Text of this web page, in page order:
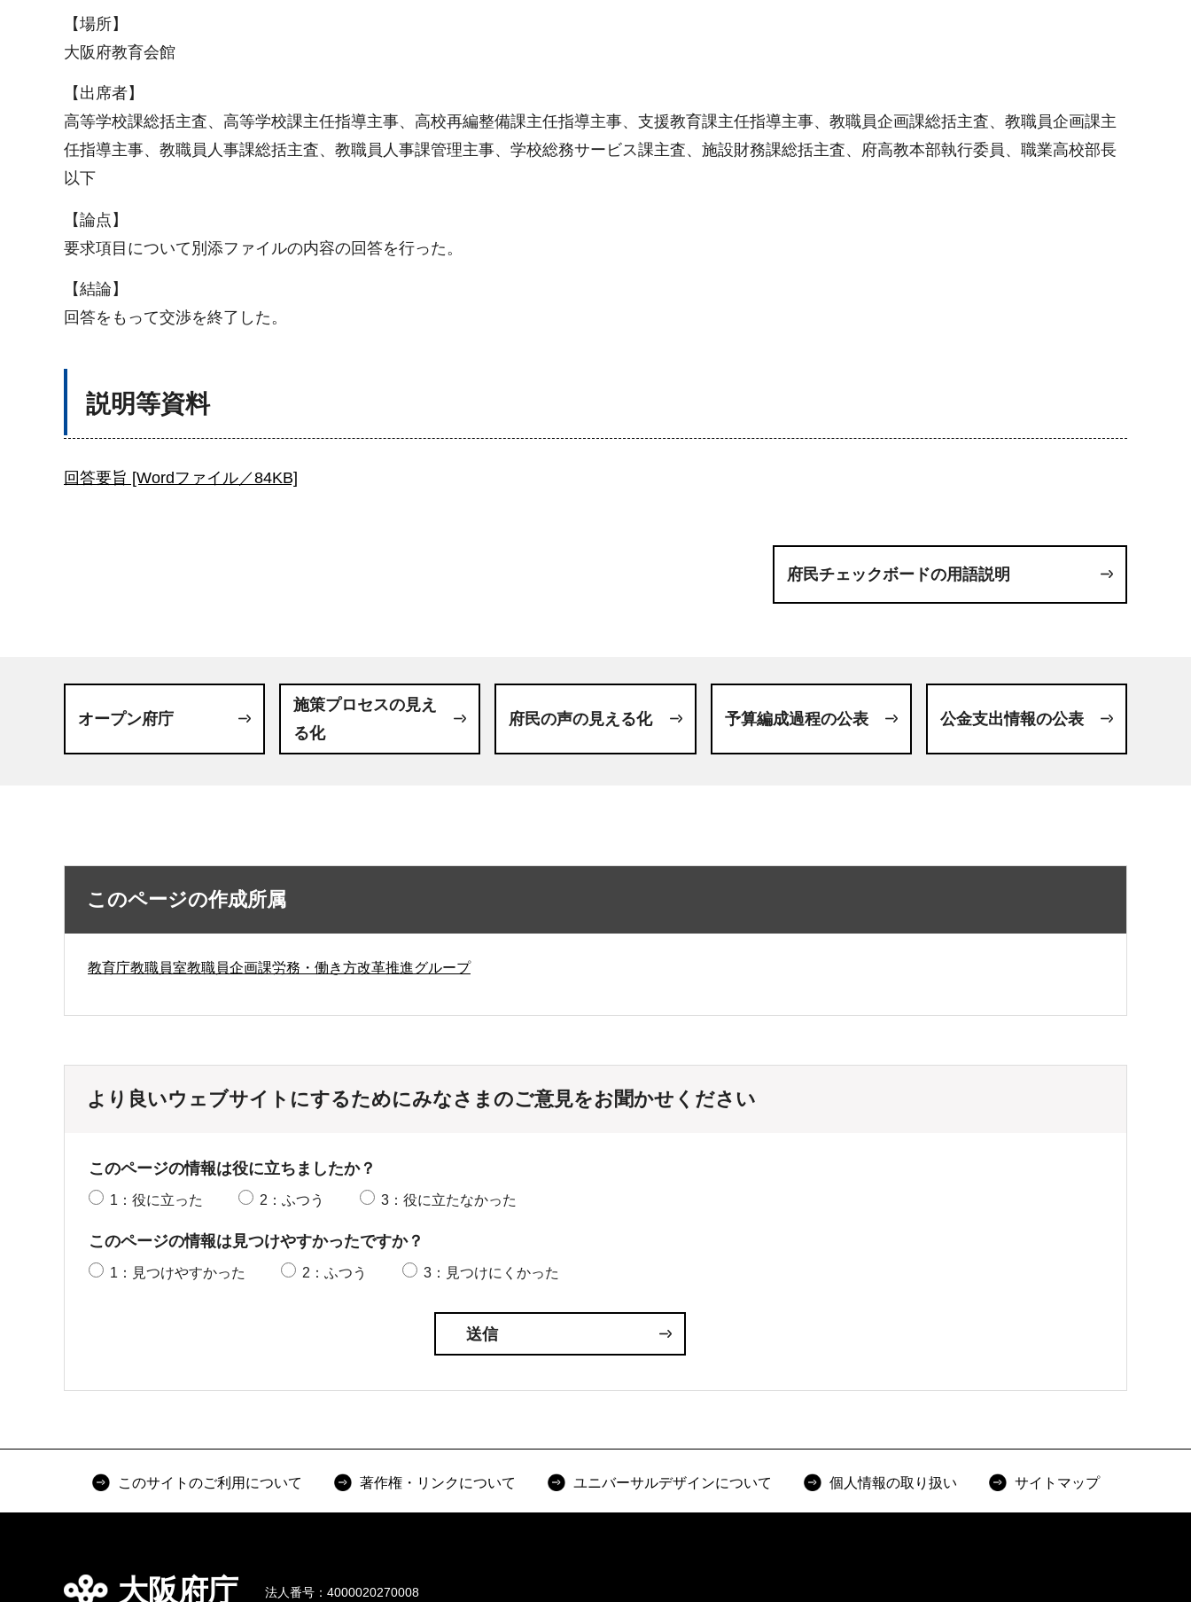
【場所】
大阪府教育会館
【出席者】
高等学校課総括主査、高等学校課主任指導主事、高校再編整備課主任指導主事、支援教育課主任指導主事、教職員企画課総括主査、教職員企画課主
任指導主事、教職員人事課総括主査、教職員人事課管理主事、学校総務サービス課主査、施設財務課総括主査、府高教本部執行委員、職業高校部長
以下
【論点】
要求項目について別添ファイルの内容の回答を行った。
【結論】
回答をもって交渉を終了した。
説明等資料
回答要旨 [Wordファイル／84KB]
府民チェックボードの用語説明
オープン府庁
施策プロセスの見え
る化
府民の声の見える化 予算編成過程の公表 公金支出情報の公表
このページの作成所属
教育庁教職員室教職員企画課労務・働き方改革推進グループ
より良いウェブサイトにするためにみなさまのご意見をお聞かせください
このページの情報は役に立ちましたか？
1：役に立った 2：ふつう 3：役に立たなかった
このページの情報は見つけやすかったですか？
1：見つけやすかった 2：ふつう 3：見つけにくかった
このサイトのご利用について 著作権・リンクについて ユニバーサルデザインについて 個人情報の取り扱い サイトマップ
大阪府庁 法人番号：4000020270008